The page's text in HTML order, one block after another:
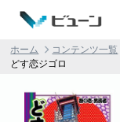
ホーム コンテンツ一覧
どす恋ジゴロ